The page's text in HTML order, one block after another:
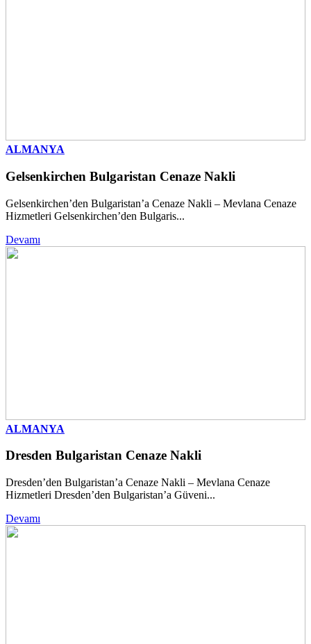
ALMANYA
Gelsenkirchen Bulgaristan Cenaze Nakli
Gelsenkirchen’den Bulgaristan’a Cenaze Nakli – Mevlana Cenaze
Hizmetleri Gelsenkirchen’den Bulgaris...
Devamı
ALMANYA
Dresden Bulgaristan Cenaze Nakli
Dresden’den Bulgaristan’a Cenaze Nakli – Mevlana Cenaze
Hizmetleri Dresden’den Bulgaristan’a Güveni...
Devamı